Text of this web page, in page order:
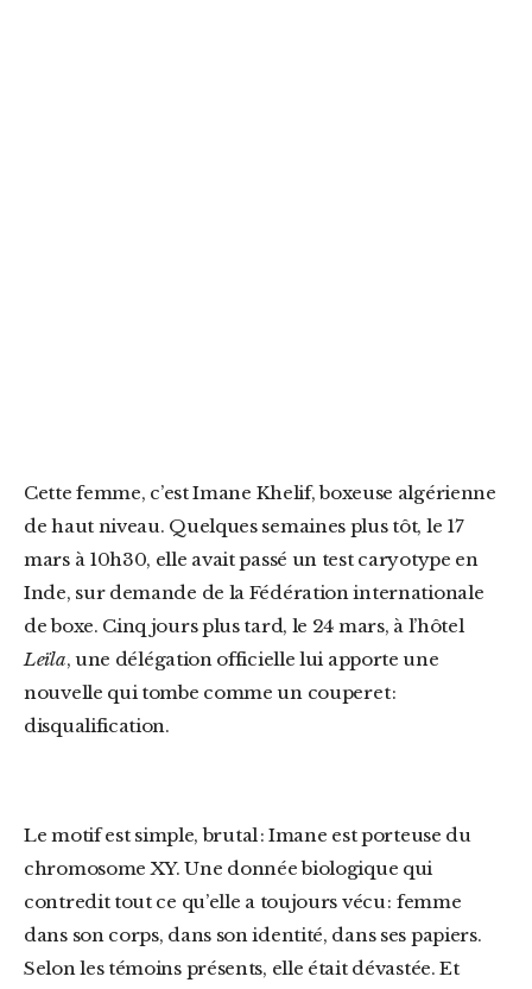
Cette femme, c’est Imane Khelif, boxeuse algérienne
de haut niveau. Quelques semaines plus tôt, le 17
mars à 10h30, elle avait passé un test caryotype en
Inde, sur demande de la Fédération internationale
de boxe. Cinq jours plus tard, le 24 mars, à l’hôtel
Leïla, une délégation officielle lui apporte une
nouvelle qui tombe comme un couperet :
disqualification.
Le motif est simple, brutal : Imane est porteuse du
chromosome XY. Une donnée biologique qui
contredit tout ce qu’elle a toujours vécu : femme
dans son corps, dans son identité, dans ses papiers.
Selon les témoins présents, elle était dévastée. Et